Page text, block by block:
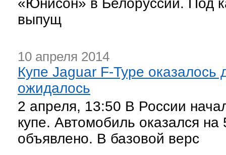
«Юнисон» в Белоруссии. Под
выпущ
10 апреля 2014
Купе Jaguar F-Type оказалось
ожидалось
2 апреля, 13:50 В России
купе. Автомобиль оказался
объявлено. В базовой верс